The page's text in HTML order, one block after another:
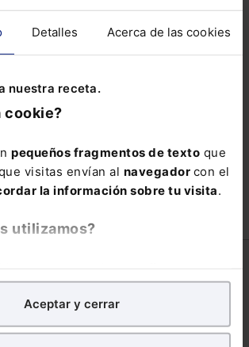
Detalles Acerca de las cookies
nuestra receta.
cookie?
pequeños fragmentos de texto que
visitas envían al navegador con el
la información sobre tu visita.
utilizamos?
tratar demejorar tu experienciaen
web. También con fines publicitarios,
publicidad y contenidos de tu
Aceptar y cerrar
AÉREO WHISTLEBLOWER